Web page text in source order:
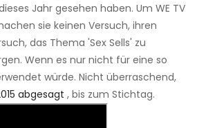
Jahr gesehen haben. Um WE TV
sie keinen Versuch, ihren
das Thema 'Sex Sells' zu
Wenn es nur nicht für eine so
würde. Nicht überraschend,
abgesagt , bis zum Stichtag.